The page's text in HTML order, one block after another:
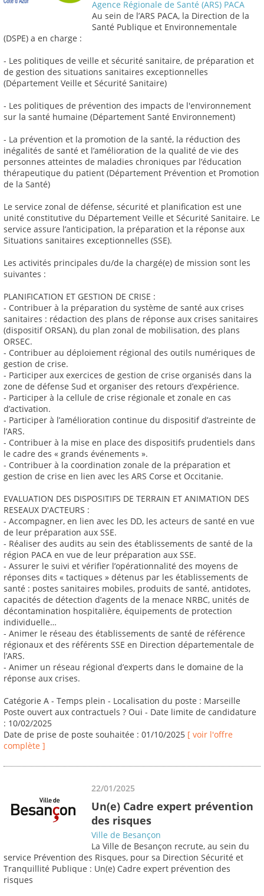
Agence Régionale de Santé (ARS) PACA
Au sein de l’ARS PACA, la Direction de la
Santé Publique et Environnementale
(DSPE) a en charge :
- Les politiques de veille et sécurité sanitaire, de préparation et
de gestion des situations sanitaires exceptionnelles
(Département Veille et Sécurité Sanitaire)
- Les politiques de prévention des impacts de l'environnement
sur la santé humaine (Département Santé Environnement)
- La prévention et la promotion de la santé, la réduction des
inégalités de santé et l’amélioration de la qualité de vie des
personnes atteintes de maladies chroniques par l’éducation
thérapeutique du patient (Département Prévention et Promotion
de la Santé)
Le service zonal de défense, sécurité et planification est une
unité constitutive du Département Veille et Sécurité Sanitaire. Le
service assure l’anticipation, la préparation et la réponse aux
Situations sanitaires exceptionnelles (SSE).
Les activités principales du/de la chargé(e) de mission sont les
suivantes :
PLANIFICATION ET GESTION DE CRISE :
- Contribuer à la préparation du système de santé aux crises
sanitaires : rédaction des plans de réponse aux crises sanitaires
(dispositif ORSAN), du plan zonal de mobilisation, des plans
ORSEC.
- Contribuer au déploiement régional des outils numériques de
gestion de crise.
- Participer aux exercices de gestion de crise organisés dans la
zone de défense Sud et organiser des retours d’expérience.
- Participer à la cellule de crise régionale et zonale en cas
d’activation.
- Participer à l’amélioration continue du dispositif d’astreinte de
l’ARS.
- Contribuer à la mise en place des dispositifs prudentiels dans
le cadre des « grands événements ».
- Contribuer à la coordination zonale de la préparation et
gestion de crise en lien avec les ARS Corse et Occitanie.
EVALUATION DES DISPOSITIFS DE TERRAIN ET ANIMATION DES
RESEAUX D'ACTEURS :
- Accompagner, en lien avec les DD, les acteurs de santé en vue
de leur préparation aux SSE.
- Réaliser des audits au sein des établissements de santé de la
région PACA en vue de leur préparation aux SSE.
- Assurer le suivi et vérifier l’opérationnalité des moyens de
réponses dits « tactiques » détenus par les établissements de
santé : postes sanitaires mobiles, produits de santé, antidotes,
capacités de détection d’agents de la menace NRBC, unités de
décontamination hospitalière, équipements de protection
individuelle…
- Animer le réseau des établissements de santé de référence
régionaux et des référents SSE en Direction départementale de
l’ARS.
- Animer un réseau régional d’experts dans le domaine de la
réponse aux crises.
Catégorie A - Temps plein - Localisation du poste : Marseille
Poste ouvert aux contractuels ? Oui - Date limite de candidature
: 10/02/2025
Date de prise de poste souhaitée : 01/10/2025 [ voir l'offre
complète ]
22/01/2025
Un(e) Cadre expert prévention
des risques
Ville de Besançon
La Ville de Besançon recrute, au sein du
service Prévention des Risques, pour sa Direction Sécurité et
Tranquillité Publique : Un(e) Cadre expert prévention des
risques